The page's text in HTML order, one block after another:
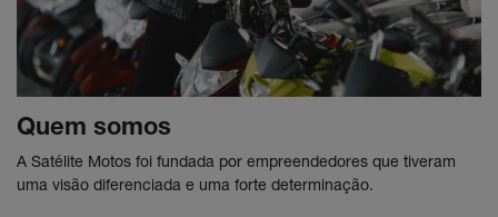
Quem somos
A Satélite Motos foi fundada por empreendedores que tiveram
uma visão diferenciada e uma forte determinação.